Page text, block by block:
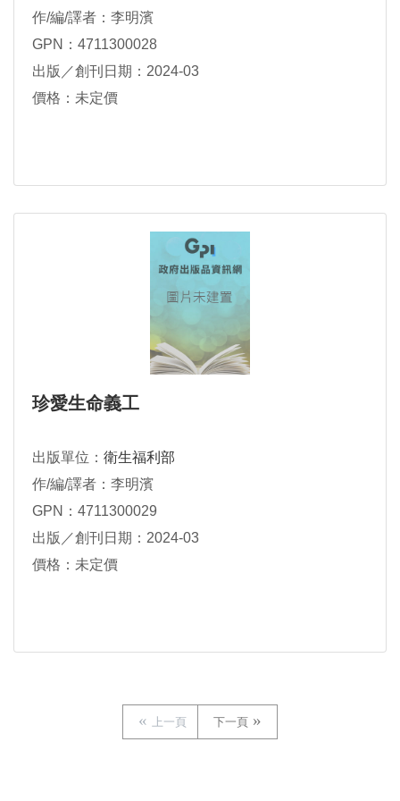
作/編/譯者：李明濱
GPN：4711300028
出版／創刊日期：2024-03
價格：未定價
珍愛生命義工
出版單位： 衛生福利部
作/編/譯者：李明濱
GPN：4711300029
出版／創刊日期：2024-03
價格：未定價
上一頁 下一頁